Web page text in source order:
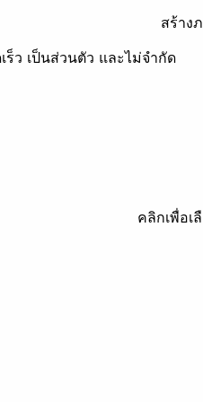
สร้าง
ร็ว เป็นส่วนตัว และไม่จำกัด
คลิกเพื่อเ